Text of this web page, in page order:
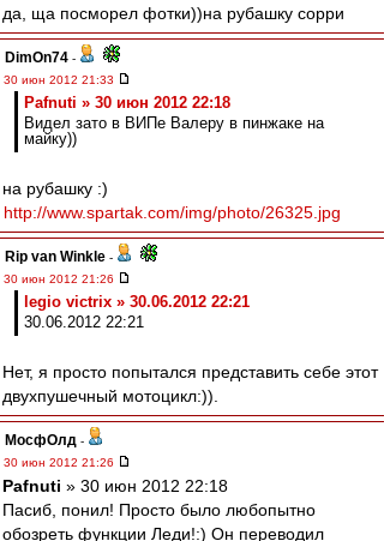
да, ща посморел фотки))на рубашку сорри
DimOn74 -
30 июн 2012 21:33
Pafnuti » 30 июн 2012 22:18
Видел зато в ВИПе Валеру в пинжаке на
майку))
на рубашку :)
http://www.spartak.com/img/photo/26325.jpg
Rip van Winkle -
30 июн 2012 21:26
legio victrix » 30.06.2012 22:21
30.06.2012 22:21
Нет, я просто попытался представить себе этот
двухпушечный мотоцикл:)).
МосфОлд -
30 июн 2012 21:26
Pafnuti » 30 июн 2012 22:18
Пасиб, понил! Просто было любопытно
обозреть функции Леди!:) Он переводил